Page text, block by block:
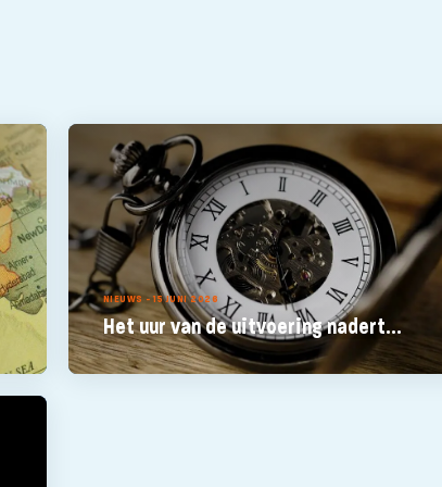
NIEUWS - 15 JUNI 2026
Het uur van de uitvoering nadert...